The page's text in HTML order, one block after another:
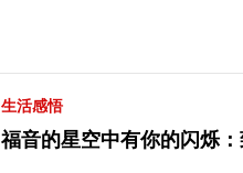
生活感悟
福音的星空中有你的闪烁